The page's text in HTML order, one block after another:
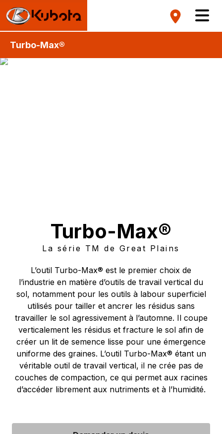
Turbo-Max®
Turbo-Max®
La série TM de Great Plains
L’outil Turbo-Max® est le premier choix de
l’industrie en matière d’outils de travail vertical du
sol, notamment pour les outils à labour superficiel
utilisés pour tailler et ancrer les résidus sans
travailler le sol agressivement à l’automne. Il coupe
verticalement les résidus et fracture le sol afin de
créer un lit de semence lisse pour une émergence
uniforme des graines. L’outil Turbo-Max® étant un
véritable outil de travail vertical, il ne crée pas de
couches de compaction, ce qui permet aux racines
d’accéder librement aux nutriments et à l’humidité.